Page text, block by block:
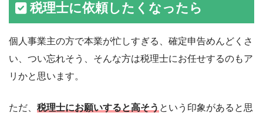
税理士に依頼したくなったら
個人事業主の方で本業が忙しすぎる、確定申告めんどくさ
い、つい忘れそう、そんな方は税理士にお任せするのもア
リかと思います。
ただ、 税理士にお願いすると高そう という印象があると思